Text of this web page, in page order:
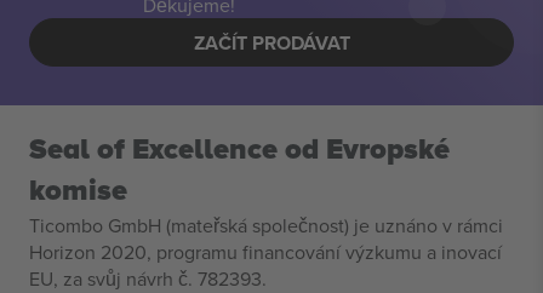
ZAČÍT PRODÁVAT
Seal of Excellence od Evropské
komise
Ticombo GmbH (mateřská společnost) je uznáno v rámci
Horizon 2020, programu financování výzkumu a inovací
EU, za svůj návrh č. 782393.